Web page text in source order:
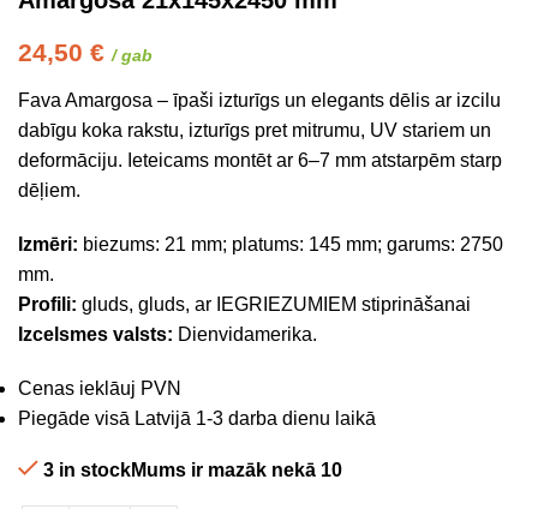
24,50 € / gab
Fava Amargosa – īpaši izturīgs un elegants dēlis ar izcilu
dabīgu koka rakstu, izturīgs pret mitrumu, UV stariem un
deformāciju. Ieteicams montēt ar 6–7 mm atstarpēm starp
dēļiem.
Izmēri: biezums: 21 mm; platums: 145 mm; garums: 2750
mm.
Profili: gluds, gluds, ar IEGRIEZUMIEM stiprināšanai
Izcelsmes valsts: Dienvidamerika.
Cenas ieklāuj PVN
Piegāde visā Latvijā 1-3 darba dienu laikā
3 in stockMums ir mazāk nekā 10